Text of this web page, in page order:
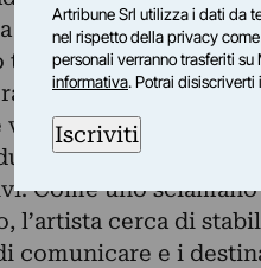
l’arte e il luogo in
artista e passanti.
raccoglie uno
a veri e propri
in pensieri
Come uno
l’artista cerca di
comunicare e i
Artribune Srl utilizza i dati da
nel rispetto della privacy
personali verranno trasferiti
informativa. Potrai
Iscriviti